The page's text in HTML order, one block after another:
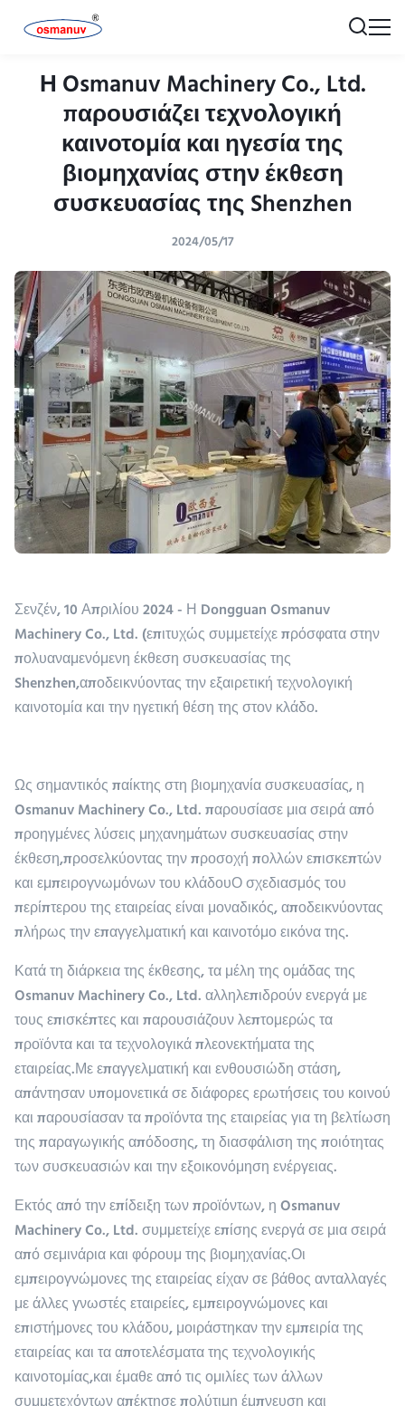
Η Osmanuv Machinery Co., Ltd.
παρουσιάζει τεχνολογική
καινοτομία και ηγεσία της
βιομηχανίας στην έκθεση
συσκευασίας της Shenzhen
2024/05/17
Σενζέν, 10 Απριλίου 2024 - Η Dongguan Osmanuv
Machinery Co., Ltd. (επιτυχώς συμμετείχε πρόσφατα στην
πολυαναμενόμενη έκθεση συσκευασίας της
Shenzhen,αποδεικνύοντας την εξαιρετική τεχνολογική
καινοτομία και την ηγετική θέση της στον κλάδο.
Ως σημαντικός παίκτης στη βιομηχανία συσκευασίας, η
Osmanuv Machinery Co., Ltd. παρουσίασε μια σειρά από
προηγμένες λύσεις μηχανημάτων συσκευασίας στην
έκθεση,προσελκύοντας την προσοχή πολλών επισκεπτών
και εμπειρογνωμόνων του κλάδουΟ σχεδιασμός του
περίπτερου της εταιρείας είναι μοναδικός, αποδεικνύοντας
πλήρως την επαγγελματική και καινοτόμο εικόνα της.
Κατά τη διάρκεια της έκθεσης, τα μέλη της ομάδας της
Osmanuv Machinery Co., Ltd. αλληλεπιδρούν ενεργά με
τους επισκέπτες και παρουσιάζουν λεπτομερώς τα
προϊόντα και τα τεχνολογικά πλεονεκτήματα της
εταιρείας.Με επαγγελματική και ενθουσιώδη στάση,
απάντησαν υπομονετικά σε διάφορες ερωτήσεις του κοινού
και παρουσίασαν τα προϊόντα της εταιρείας για τη βελτίωση
της παραγωγικής απόδοσης, τη διασφάλιση της ποιότητας
των συσκευασιών και την εξοικονόμηση ενέργειας.
Εκτός από την επίδειξη των προϊόντων, η Osmanuv
Machinery Co., Ltd. συμμετείχε επίσης ενεργά σε μια σειρά
από σεμινάρια και φόρουμ της βιομηχανίας.Οι
εμπειρογνώμονες της εταιρείας είχαν σε βάθος ανταλλαγές
με άλλες γνωστές εταιρείες, εμπειρογνώμονες και
επιστήμονες του κλάδου, μοιράστηκαν την εμπειρία της
εταιρείας και τα αποτελέσματα της τεχνολογικής
καινοτομίας,και έμαθε από τις ομιλίες των άλλων